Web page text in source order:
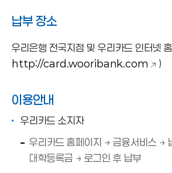
납부 장소
우리은행 전국지점 및 우리카드 인터넷
http://card.wooribank.com
)
이용안내
우리카드 소지자
우리카드 홈페이지 → 금융서비스 →
대학등록금 → 로그인 후 납부